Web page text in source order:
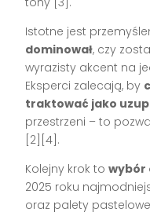
Istotne jest
dominował, czy
wyrazisty akcent na
Eksperci zalecają, by
traktować jako
przestrzeni – to
[2][4].
Kolejny krok towybór
2025 roku
oraz palety